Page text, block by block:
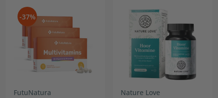
-37%
FutuNatura Nature Love